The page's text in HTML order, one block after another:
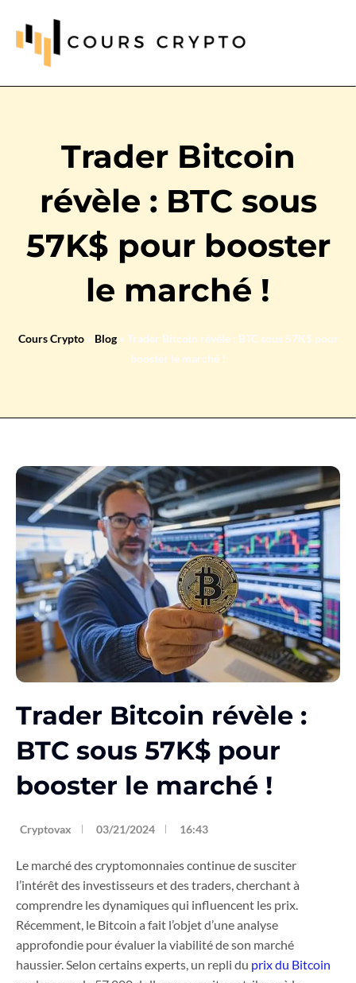
Trader Bitcoin
révèle : BTC sous
57K$ pour booster
le marché !
Cours Crypto» Blog» Trader Bitcoin révèle : BTC sous 57K$ pour
booster le marché !
Trader Bitcoin révèle :
BTC sous 57K$ pour
booster le marché !
Cryptovax 03/21/2024 16:43
Le marché des cryptomonnaies continue de susciter
l’intérêt des investisseurs et des traders, cherchant à
comprendre les dynamiques qui influencent les prix.
Récemment, le Bitcoin a fait l’objet d’une analyse
approfondie pour évaluer la viabilité de son marché
haussier. Selon certains experts, un repli du prix du Bitcoin